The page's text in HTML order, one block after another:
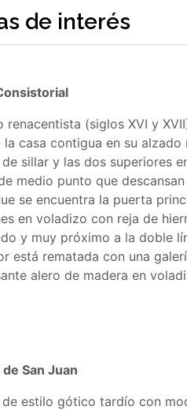
de interés
renacentista (siglos XVI y
la casa contigua en su
sillar y las dos superiores
medio punto que
se encuentra la puerta
en voladizo con reja de
y muy próximo a la doble
está rematada con una
alero de madera en
San Juan
de estilo gótico tardío con